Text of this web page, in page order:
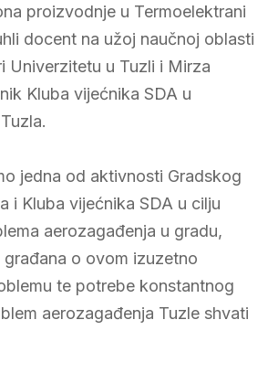
proizvodnje u Termoelektrani
docent na užoj naučnoj oblasti
Univerzitetu u Tuzli i Mirza
Kluba vijećnika SDA u
jedna od aktivnosti Gradskog
i Kluba vijećnika SDA u cilju
aerozagađenja u gradu,
o ovom izuzetno
te potrebe konstantnog
aerozagađenja Tuzle shvati